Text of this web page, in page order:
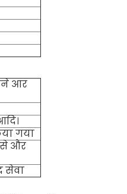
आर
गया
से और
सेवा